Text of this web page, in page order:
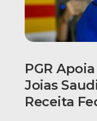
PGR
Joias
Receita